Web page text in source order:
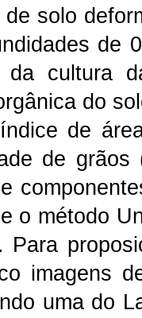
solo
de
da cultura
do
de
de
o método
Para
imagens
uma do